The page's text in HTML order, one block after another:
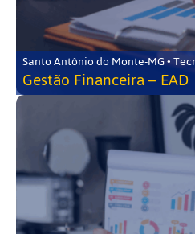
Santo Antônio do Monte-MG •
Gestão Financeira – EAD